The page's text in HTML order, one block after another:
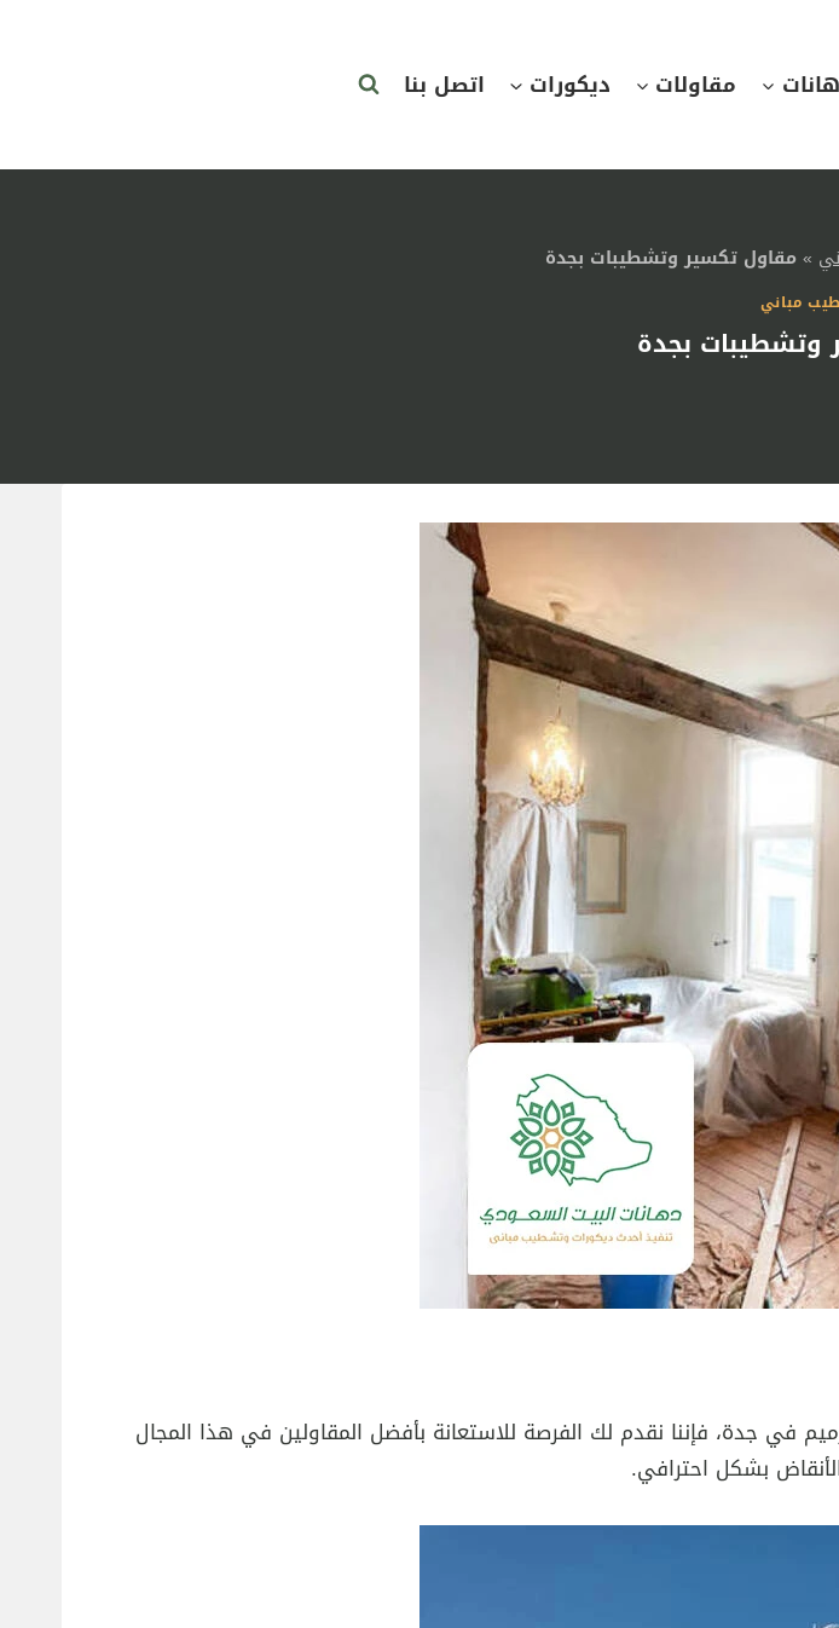
مقاولات ديكورات اتصل بنا
»مقاول تكسير وتشطيبات بجدة
مباني
وتشطيبات بجدة
جدة، فإننا نقدم لك الفرصة للاستعانة بأفضل المقاولين في هذا المجال
بشكل احترافي.